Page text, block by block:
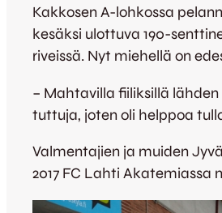
Kakkosen A-lohkossa
kesäksi ulottuva 190-
riveissä. Nyt miehellä on
– Mahtavilla fiiliksillä
tuttuja, joten oli helppoa
Valmentajien ja muiden
2017 FC Lahti Akatemiassa